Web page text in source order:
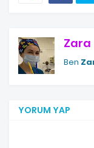
Zara
Ben
YORUM YAP